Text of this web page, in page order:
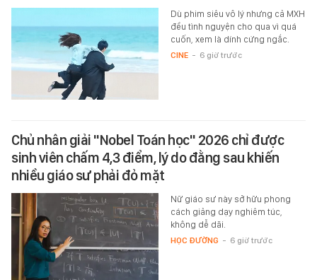
Dù phim siêu vô lý nhưng cả MXH
đều tình nguyện cho qua vì quá
cuốn, xem là dính cứng ngắc.
CINE - 6 giờ trước
Chủ nhân giải "Nobel Toán học" 2026 chỉ được
sinh viên chấm 4,3 điểm, lý do đằng sau khiến
nhiều giáo sư phải đỏ mặt
Nữ giáo sư này sở hữu phong
cách giảng dạy nghiêm túc,
không dễ dãi.
HỌC ĐƯỜNG - 6 giờ trước